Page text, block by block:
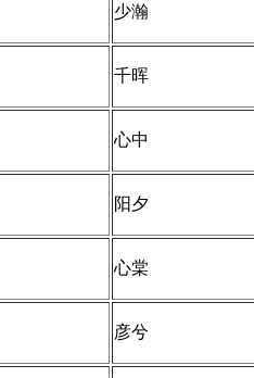
少瀚
千晖
心中
阳夕
心棠
彦兮